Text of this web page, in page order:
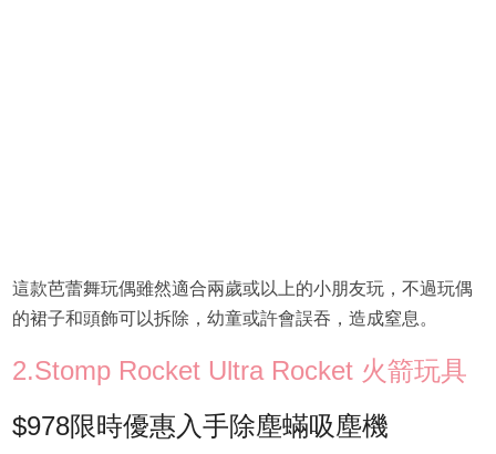
這款芭蕾舞玩偶雖然適合兩歲或以上的小朋友玩，不過玩偶
的裙子和頭飾可以拆除，幼童或許會誤吞，造成窒息。
2.Stomp Rocket Ultra Rocket 火箭玩具
$978限時優惠入手除塵蟎吸塵機